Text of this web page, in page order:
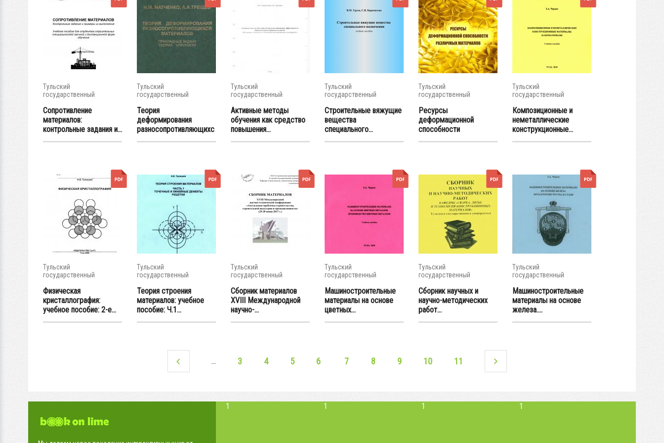
Тульский
государственный
Сопротивление
материалов:
контрольные задания и...
Тульский
государственный
Теория
деформирования
разносопротивляющихс
я...
Тульский
государственный
Активные методы
обучения как средство
повышения...
Тульский
государственный
Строительные вяжущие
вещества
специального...
Тульский
государственный
Ресурсы
деформационной
способности
различных...
Тульский
государственный
Композиционные и
неметаллические
конструкционные...
Тульский
государственный
Физическая
кристаллография:
учебное пособие: 2-е...
Тульский
государственный
Теория строения
материалов: учебное
пособие: Ч.1...
Тульский
государственный
Сборник материалов
XVIII Международной
научно-...
Тульский
государственный
Машиностроительные
материалы на основе
цветных...
Тульский
государственный
Сборник научных и
научно-методических
работ...
Тульский
государственный
Машиностроительные
материалы на основе
железа....
… 3 4 5 6 7 8 9 10 11
1 1 1 1